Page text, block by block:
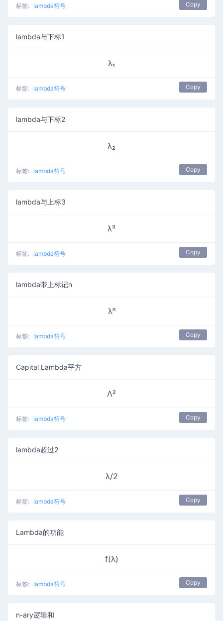
标签: lambda符号 Copy
lambda与下标1
λ₁
标签: lambda符号 Copy
lambda与下标2
λ₂
标签: lambda符号 Copy
lambda与上标3
λ³
标签: lambda符号 Copy
lambda带上标记n
λⁿ
标签: lambda符号 Copy
Capital Lambda平方
Λ²
标签: lambda符号 Copy
lambda超过2
λ/2
标签: lambda符号 Copy
Lambda的功能
f(λ)
标签: lambda符号 Copy
n-ary逻辑和